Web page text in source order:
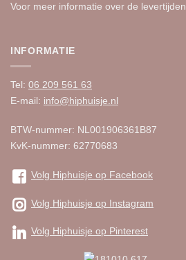
Voor meer informatie over de levertijden
INFORMATIE
Tel: 06 209 561 63
E-mail: info@hiphuisje.nl
BTW-nummer: NL001906361B87
KvK-nummer: 62770683
Volg Hiphuisje op Facebook
Volg Hiphuisje op Instagram
Volg Hiphuisje op Pinterest